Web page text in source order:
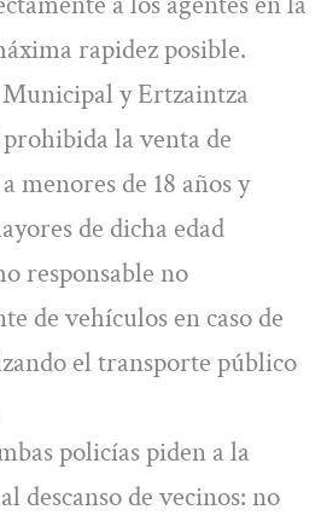
rapidez posible.
y Ertzaintza
la venta de
menores de 18 años y
de dicha edad
responsable no
de vehículos en caso de
el transporte público
policías piden a la
descanso de vecinos: no